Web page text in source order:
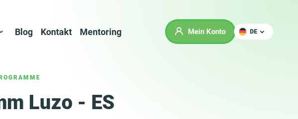
Blog Kontakt Mentoring Mein Konto DE
Luzo - ES